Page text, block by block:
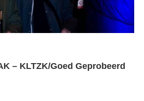
– KLTZK/Goed Geprobeerd